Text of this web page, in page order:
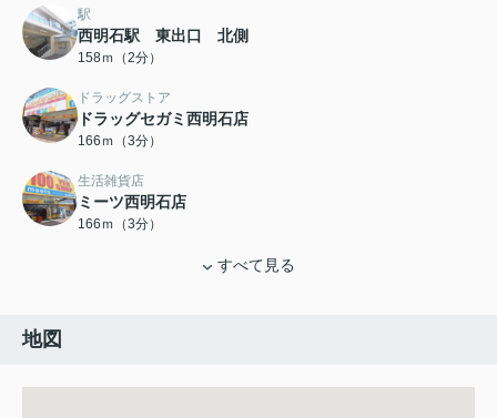
駅
西明石駅 東出口 北側
158ｍ（2分）
ドラッグストア
ドラッグセガミ西明石店
166ｍ（3分）
生活雑貨店
ミーツ西明石店
166ｍ（3分）
すべて見る
地図